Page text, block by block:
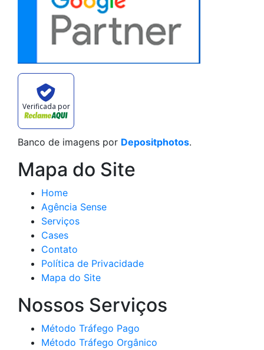
Verificada por
Banco de imagens por Depositphotos.
Mapa do Site
Home
Agência Sense
Serviços
Cases
Contato
Política de Privacidade
Mapa do Site
Nossos Serviços
Método Tráfego Pago
Método Tráfego Orgânico